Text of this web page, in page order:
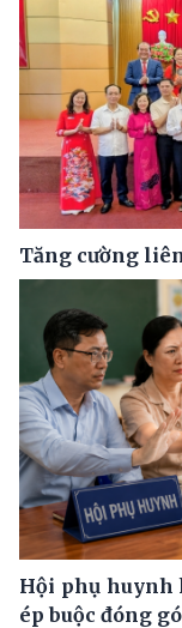
Tăng cường
Hội phụ huynh
ép buộc đóng